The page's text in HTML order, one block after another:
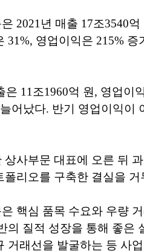
2021년 매출 17조3540
31%, 영업이익은 215%
은 11조1960억 원, 영업이
어났다. 반기 영업이익이
상사부문 대표에 오른 뒤
폴리오를 구축한 결실을
핵심 품목 수요와 우량
의 질적 성장을 통해 좋은
거래선을 발굴하는 등 사